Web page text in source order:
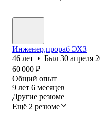
Инженер,прораб ЭХЗ
46 лет • Был 30 апреля
60 000 ₽
Общий опыт
9 лет 6 месяцев
Другие резюме
Ещё 2 резюме